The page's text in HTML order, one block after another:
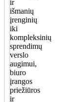
ir
išmanių
įrenginių
iki
kompleksinių
sprendimų
verslo
augimui,
biuro
įrangos
priežiūros
ir